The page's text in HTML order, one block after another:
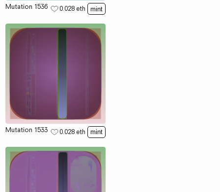
Mutation 1536 0.028 eth mint
Mutation 1533 0.028 eth mint